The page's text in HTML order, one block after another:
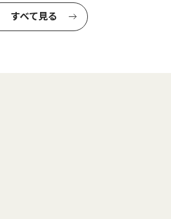
すべて見る